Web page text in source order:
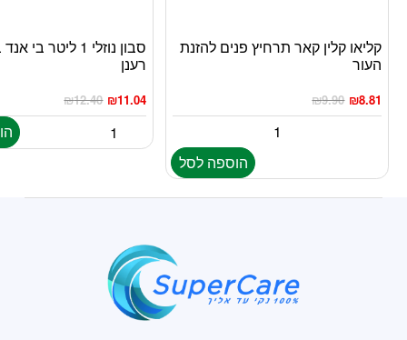
קליאו קלין קאר תרחיץ פנים להזנת
העור
₪9.90 ₪8.81
הוספה לסל
סבון נוזלי 1 ליטר
רענן
₪12.40 ₪11.04